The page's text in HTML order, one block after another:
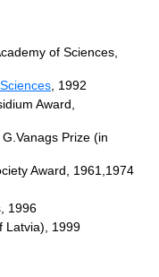
of Sciences,
, 1992
Award,
Prize (in
Award, 1961,1974
1996
Latvia), 1999